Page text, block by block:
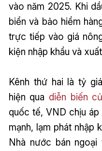
vào năm 2025. Khi
biển và bảo hiểm
trực tiếp vào giá
kiện nhập khẩu và
Kênh thứ hai là tỷ
hiện qua diễn biến
quốc tế, VND chịu
mạnh, lạm phát nhập
Nhà nước bán